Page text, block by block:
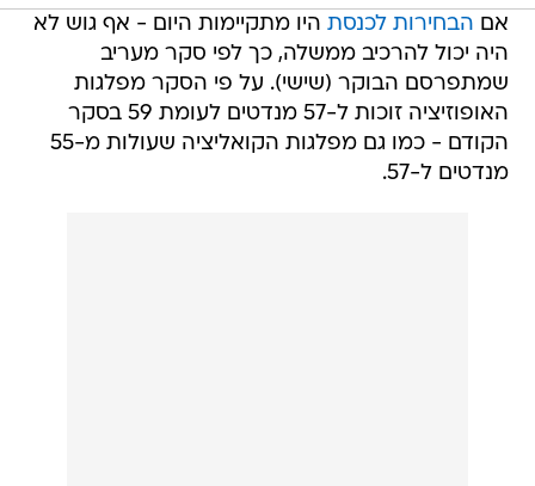
אם הבחירות לכנסת היו מתקיימות היום - אף גוש לא
היה יכול להרכיב ממשלה, כך לפי סקר מעריב
שמתפרסם הבוקר (שישי). על פי הסקר מפלגות
האופוזיציה זוכות ל-57 מנדטים לעומת 59 בסקר
הקודם - כמו גם מפלגות הקואליציה שעולות מ-55
מנדטים ל-57.